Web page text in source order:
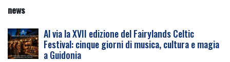
news
Al via la XVII edizione del Fairylands Celtic
Festival: cinque giorni di musica, cultura e magia
a Guidonia